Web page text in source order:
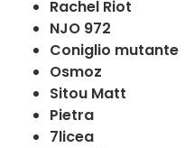
Rachel Riot
NJO 972
Coniglio mutante
Osmoz
Sitou Matt
Pietra
7licea